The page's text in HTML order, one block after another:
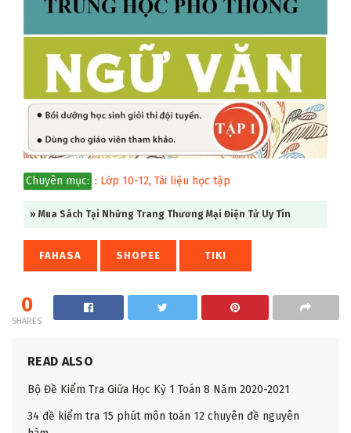
Chuyên mục: : Lớp 10-12, Tài liệu học tập
» Mua Sách Tại Những Trang Thương Mại Điện Tử Uy Tín
FAHASA SHOPEE TIKI
0
SHARES
READ ALSO
Bộ Đề Kiểm Tra Giữa Học Kỳ 1 Toán 8 Năm 2020-2021
34 đề kiểm tra 15 phút môn toán 12 chuyên đề nguyên